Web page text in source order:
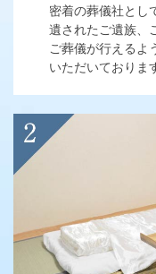
密着の葬儀社とし
遺されたご遺族、
ご葬儀が行えるよ
いただいておりま